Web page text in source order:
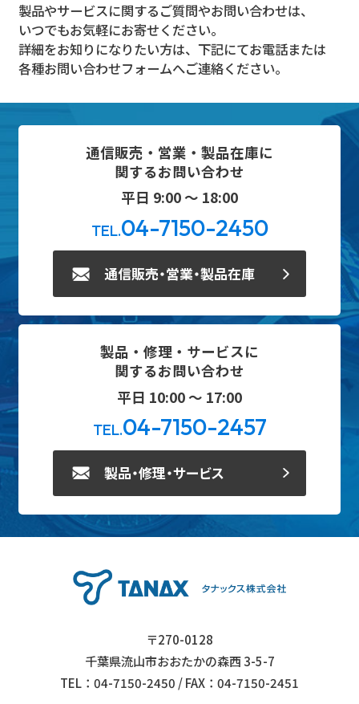
製品やサービスに関するご質問やお問い合わせは、
いつでもお気軽にお寄せください。
詳細をお知りになりたい方は、下記にてお電話または
各種お問い合わせフォームへご連絡ください。
通信販売・営業・製品在庫に
関するお問い合わせ
平日 9:00 ～ 18:00
TEL.04-7150-2450
通信販売・営業・製品在庫
製品・修理・サービスに
関するお問い合わせ
平日 10:00 ～ 17:00
TEL.04-7150-2457
製品・修理・サービス
〒270-0128
千葉県流山市おおたかの森西 3-5-7
TEL：04-7150-2450 / FAX：04-7150-2451